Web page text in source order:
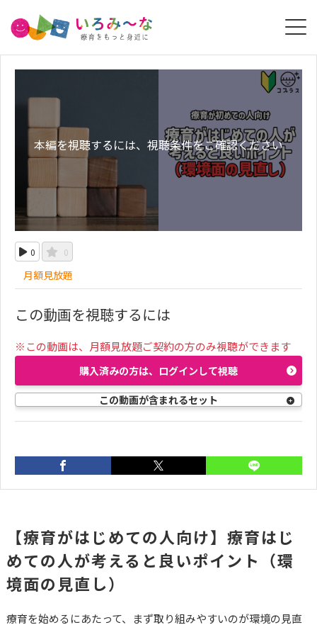
本編を視聴するには、視聴条件をご確認ください
0 0
月額見放題
この動画を視聴するには
※この動画は、月額見放題ご契約の方のみ視聴ができます
購入済みの方は、ログインして視聴
この動画が含まれるセット
【療育がはじめての人
向け】療育はじめての
人が考えると良いポイ
ント（発達障害の基礎
知識を学ぶ）
【療育がはじめての人
向け】頼れる人を見つ
【療育がはじめての人向け】療育はじ
めての人が考えると良いポイント（環
境面の見直し）
療育を始めるにあたって、まず取り組みやすいのが環境の見直